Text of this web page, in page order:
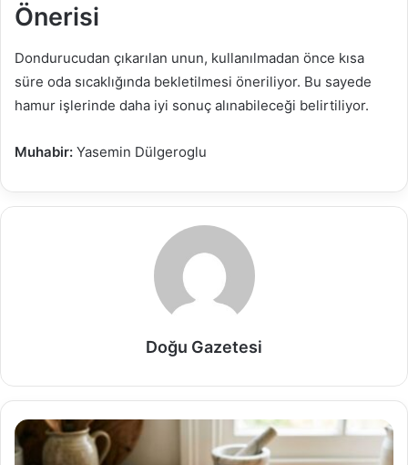
Önerisi
Dondurucudan çıkarılan unun, kullanılmadan önce kısa
süre oda sıcaklığında bekletilmesi öneriliyor. Bu sayede
hamur işlerinde daha iyi sonuç alınabileceği belirtiliyor.
Muhabir: Yasemin Dülgeroglu
Doğu Gazetesi